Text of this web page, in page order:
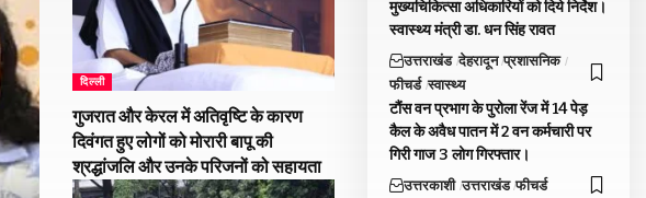
दिल्ली
गुजरात और केरल में अतिवृष्टि के कारण
दिवंगत हुए लोगों को मोरारी बापू की
श्रद्धांजलि और उनके परिजनों को सहायता
मुख्यचिकित्सा अधिकारियों को दिये निर्देश।
स्वास्थ्य मंत्री डा. धन सिंह रावत
उत्तराखंड देहरादून प्रशासनिक
फीचर्ड स्वास्थ्य
टौंस वन प्रभाग के पुरोला रेंज में 14 पेड़
कैल के अवैध पातन में 2 वन कर्मचारी पर
गिरी गाज 3 लोग गिरफ्तार।
उत्तरकाशी उत्तराखंड फीचर्ड